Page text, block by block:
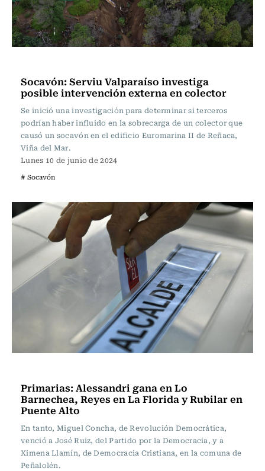
Socavón: Serviu Valparaíso investiga
posible intervención externa en colector
Se inició una investigación para determinar si terceros
podrían haber influido en la sobrecarga de un colector que
causó un socavón en el edificio Euromarina II de Reñaca,
Viña del Mar.
Lunes 10 de junio de 2024
# Socavón
Primarias: Alessandri gana en Lo
Barnechea, Reyes en La Florida y Rubilar en
Puente Alto
En tanto, Miguel Concha, de Revolución Democrática,
venció a José Ruiz, del Partido por la Democracia, y a
Ximena Llamín, de Democracia Cristiana, en la comuna de
Peñalolén.